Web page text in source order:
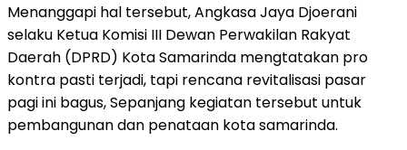
Menanggapi hal tersebut, Angkasa Jaya Djoerani
selaku Ketua Komisi III Dewan Perwakilan Rakyat
Daerah (DPRD) Kota Samarinda mengtatakan pro
kontra pasti terjadi, tapi rencana revitalisasi pasar
pagi ini bagus, Sepanjang kegiatan tersebut untuk
pembangunan dan penataan kota samarinda.